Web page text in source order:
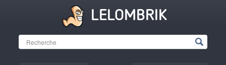
LELOMBRIK